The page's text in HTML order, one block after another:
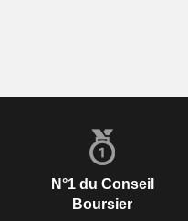
N°1 du Conseil
Boursier